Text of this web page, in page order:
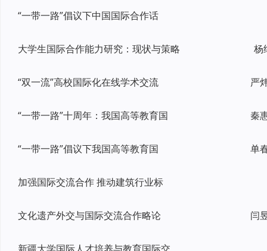
“一带一路”倡议下中国国际合作话
大学生国际合作能力研究：现状与策略 杨
“双一流”高校国际化在线学术交流
“一带一路”十周年：我国高等教育国
“一带一路”倡议下我国高等教育国
加强国际交流合作 推动建筑行业标
文化遗产外交与国际交流合作略论